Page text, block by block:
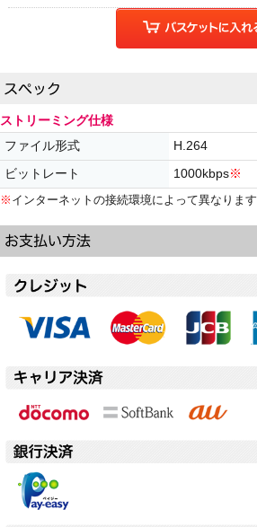
ストリーミング仕様
ファイル形式 H.264
ビットレート 1000kbps※
※ インターネットの接続環境によって異なります